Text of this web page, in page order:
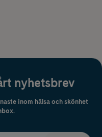
nyhetsbrev
inom hälsa och skönhet